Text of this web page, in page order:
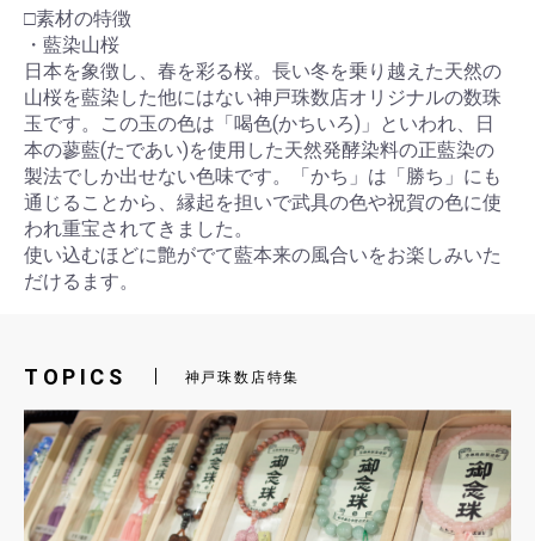
お買い物を続ける
□素材の特徴
・藍染山桜
日本を象徴し、春を彩る桜。長い冬を乗り越えた天然の
山桜を藍染した他にはない神戸珠数店オリジナルの数珠
玉です。この玉の色は「喝色(かちいろ)」といわれ、日
本の蓼藍(たであい)を使用した天然発酵染料の正藍染の
製法でしか出せない色味です。「かち」は「勝ち」にも
通じることから、縁起を担いで武具の色や祝賀の色に使
われ重宝されてきました。
使い込むほどに艶がでて藍本来の風合いをお楽しみいた
だけるます。
TOPICS 神戸珠数店特集